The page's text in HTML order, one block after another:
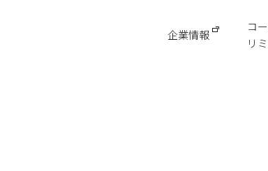
企業情報
コ
リ